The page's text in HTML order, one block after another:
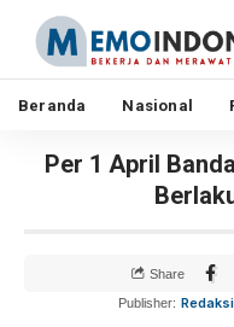
Beranda Nasional
Per 1 April
Publisher: Redaksi
Share